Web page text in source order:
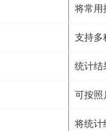
将常用
支持多
统计结
可按照
将统计